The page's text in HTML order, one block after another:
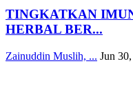
TINGKATKAN
HERBAL BER...
Zainuddin Muslih, ... Jun